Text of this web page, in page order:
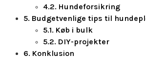
Hundeforsikring
Budgetvenlige tips til
Køb i bulk
DIY-projekter
Konklusion